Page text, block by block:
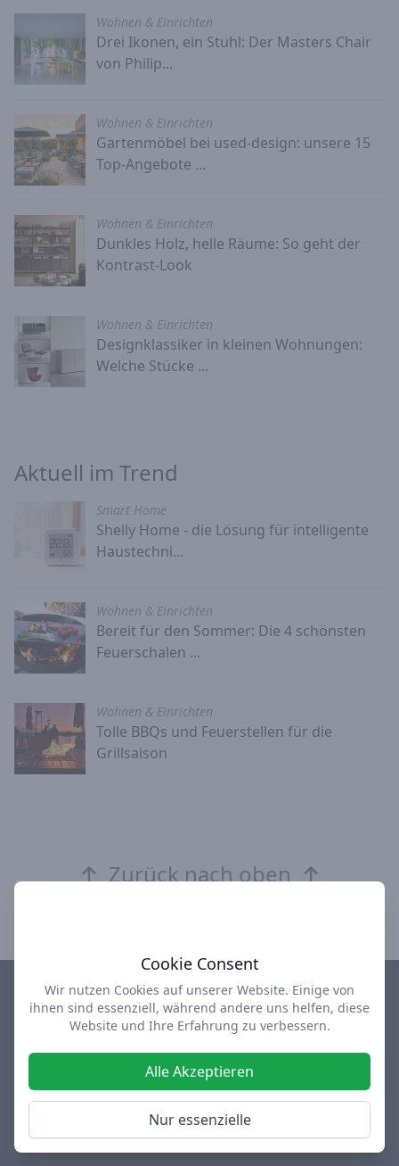
Wohnen & Einrichten
Drei Ikonen, ein Stuhl: Der Masters Chair
von Philip...
Wohnen & Einrichten
Gartenmöbel bei used-design: unsere 15
Top-Angebote ...
Wohnen & Einrichten
Dunkles Holz, helle Räume: So geht der
Kontrast-Look
Wohnen & Einrichten
Designklassiker in kleinen Wohnungen:
Welche Stücke ...
Aktuell im Trend
Smart Home
Shelly Home - die Lösung für intelligente
Haustechni...
Wohnen & Einrichten
Bereit für den Sommer: Die 4 schönsten
Feuerschalen ...
Wohnen & Einrichten
Tolle BBQs und Feuerstellen für die
Grillsaison
Zurück nach oben
Impressum Datenschutz AGB
Über uns
design-depot Shop
used-design Outlet
FacebookInstagram
Twitter
Cookie Consent
Wir nutzen Cookies auf unserer Website. Einige von
ihnen sind essenziell, während andere uns helfen, diese
Website und Ihre Erfahrung zu verbessern.
Alle Akzeptieren
Nur essenzielle